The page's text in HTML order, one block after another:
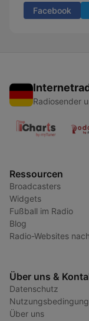
Facebook
Radiosender
Ressourcen
Broadcasters
Widgets
Fußball im Radio
Blog
Radio-Websites
Über uns &
Datenschutz
Über uns